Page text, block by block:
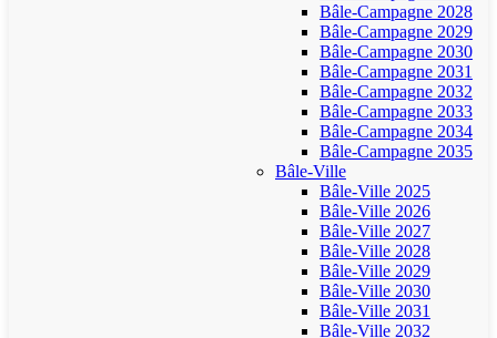
Bâle-Campagne 2028
Bâle-Campagne 2029
Bâle-Campagne 2030
Bâle-Campagne 2031
Bâle-Campagne 2032
Bâle-Campagne 2033
Bâle-Campagne 2034
Bâle-Campagne 2035
Bâle-Ville
Bâle-Ville 2025
Bâle-Ville 2026
Bâle-Ville 2027
Bâle-Ville 2028
Bâle-Ville 2029
Bâle-Ville 2030
Bâle-Ville 2031
Bâle-Ville 2032